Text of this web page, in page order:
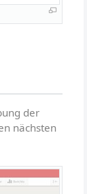
der
nächsten